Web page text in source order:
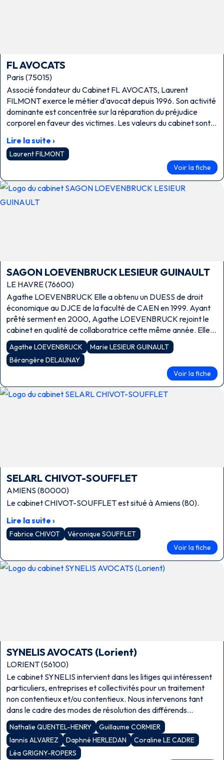
FL AVOCATS
Paris (75015)
Associé fondateur du Cabinet FL AVOCATS, Laurent
FILMONT exerce le métier d’avocat depuis 1996. Son activité
dominante est concentrée sur la réparation du préjudice
corporel en faveur des victimes. Les valeurs du cabinet sont
la réflexion et l’inventivité.
Lire la suite ›
Laurent FILMONT
Voir la fiche
SAGON LOEVENBRUCK LESIEUR GUINAULT
LE HAVRE (76600)
Agathe LOEVENBRUCK Elle a obtenu un DUESS de droit
économique au DJCE de la faculté de CAEN en 1999. Ayant
prêté serment en 2000, Agathe LOEVENBRUCK rejoint le
cabinet en qualité de collaboratrice cette même année. Elle
est intégrée comme […]
Agathe LOEVENBRUCK
Marie LESIEUR GUINAULT
Bérangère DELAUNAY
Voir la fiche
SELARL CHIVOT-SOUFFLET
AMIENS (80000)
Le cabinet CHIVOT-SOUFFLET est situé à Amiens (80).
Lire la suite ›
Fabrice CHIVOT
Véronique SOUFFLET
Voir la fiche
SYNELIS AVOCATS (Lorient)
LORIENT (56100)
Le cabinet SYNELIS intervient dans les litiges qui intéressent
particuliers, entreprises et collectivités pour un traitement
non contentieux et/ou contentieux. Nous intervenons tant
dans le cadre des modes de résolution des différends
(médiation, conciliation, procédure participative, transaction)
que devant toutes […]
Nathalie QUENTEL-HENRY
Guillaume CORMIER
Iannis ALVAREZ
Daphné HERLEDAN
Coraline LE CADRE
Léa GRIGNY-ROPERS